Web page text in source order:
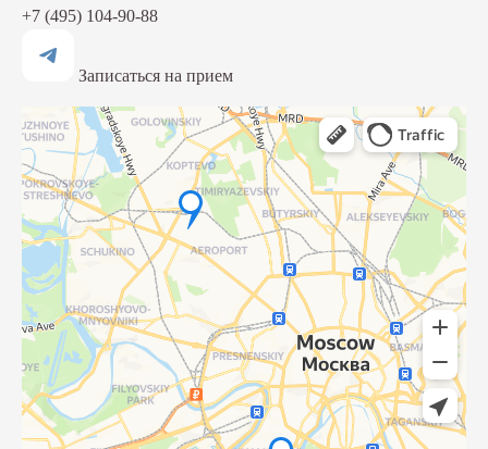
+7 (495) 104-90-88
Записаться на прием